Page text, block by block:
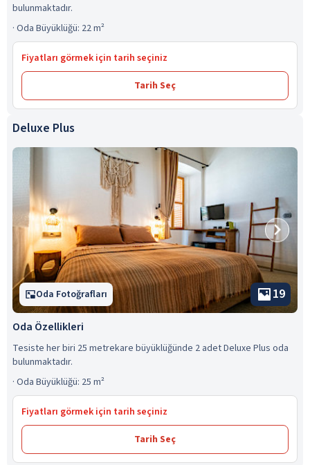
bulunmaktadır.
· Oda Büyüklüğü: 22 m²
Fiyatları görmek için tarih seçiniz
Tarih Seç
Deluxe Plus
Oda Fotoğrafları 19
Oda Özellikleri
Tesiste her biri 25 metrekare büyüklüğünde 2 adet Deluxe Plus oda
bulunmaktadır.
· Oda Büyüklüğü: 25 m²
Fiyatları görmek için tarih seçiniz
Tarih Seç